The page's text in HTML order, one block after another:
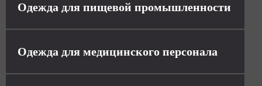
Одежда для пищевой промышленности
Одежда для медицинского персонала